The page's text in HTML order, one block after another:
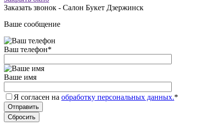
Заказать звонок - Салон Букет Дзержинск
Ваше сообщение
Ваш телефон*
Ваше имя
Я согласен на обработку персональных данных.*